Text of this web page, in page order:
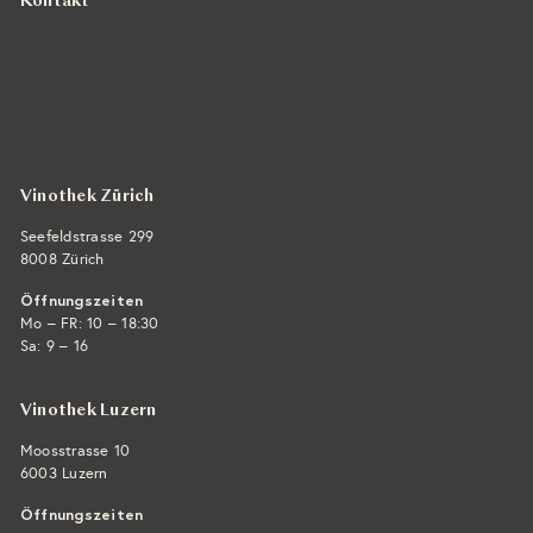
Vinothek Zürich
Seefeldstrasse 299
8008 Zürich
Öffnungszeiten
Mo – FR: 10 – 18:30
Sa: 9 – 16
Vinothek Luzern
Moosstrasse 10
6003 Luzern
Öffnungszeiten